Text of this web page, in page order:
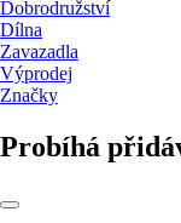
Dobrodružství
Dílna
Zavazadla
Výprodej
Značky
Probíhá